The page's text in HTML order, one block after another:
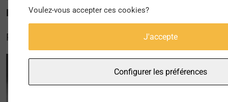
Haine » à « Swagger »
Pour lire la suite de l’article, cliquez ici!
Voulez-vous accepter ces cookies?
J'accepte
Configurer les préférences